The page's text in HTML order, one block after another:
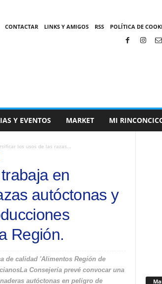
CONTACTAR LINKS Y AMIGOS RSS POLÍTICA DE
Y EVENTOS MARKET MI
los usos de las razas...
en
autóctonas y
Región.
de calidad 'Alimentos Región de
Consejería prevé convocar una
autóctonas en peligro de